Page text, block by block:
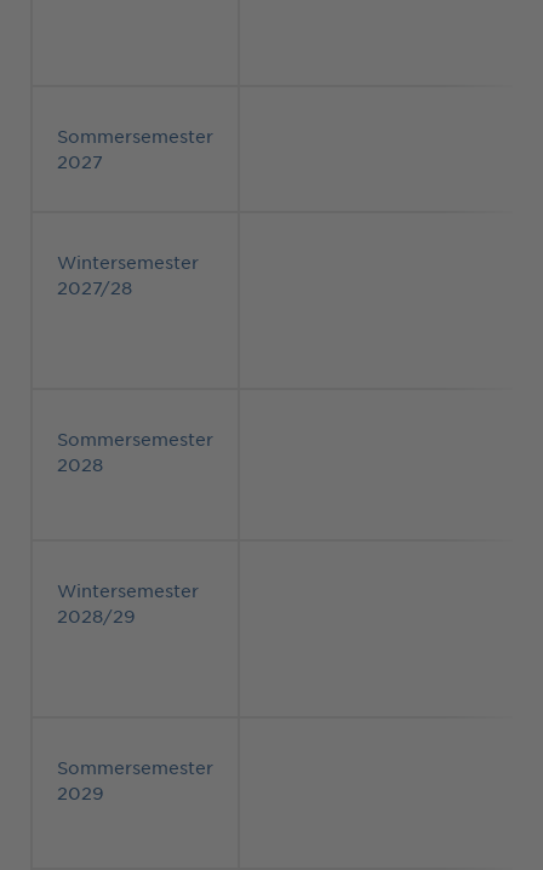
Sommersemester
2027
Wintersemester
2027/28
Sommersemester
2028
Wintersemester
2028/29
Sommersemester
2029